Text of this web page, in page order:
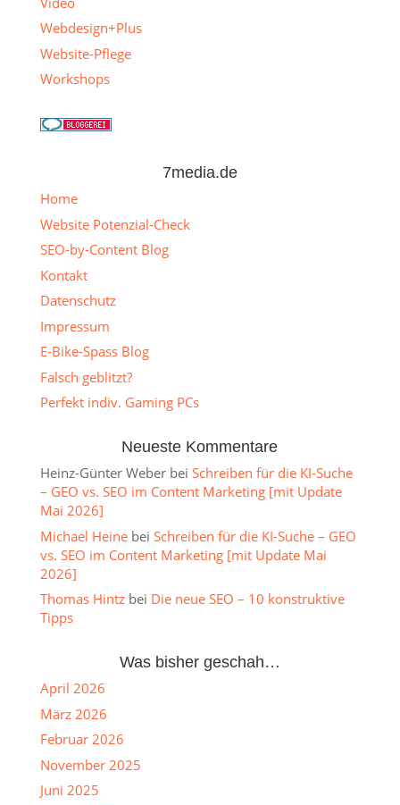
Webdesign+Plus
Website-Pflege
Workshops
7media.de
Home
Website Potenzial-Check
SEO-by-Content Blog
Kontakt
Datenschutz
Impressum
E-Bike-Spass Blog
Falsch geblitzt?
Perfekt indiv. Gaming PCs
Neueste Kommentare
Heinz-Günter Weberbei Schreiben für die KI-Suche
– GEO vs. SEO im Content Marketing [mit Update
Mai 2026]
Michael Heinebei Schreiben für die KI-Suche – GEO
vs. SEO im Content Marketing [mit Update Mai
2026]
Thomas Hintzbei Die neue SEO – 10 konstruktive
Tipps
Was bisher geschah…
April 2026
März 2026
Februar 2026
November 2025
Juni 2025